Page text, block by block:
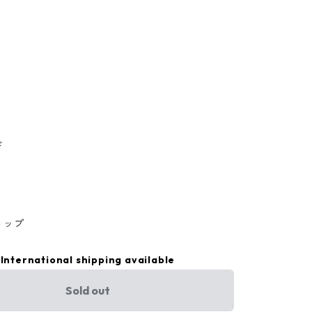
ップ
International shipping available
Sold out